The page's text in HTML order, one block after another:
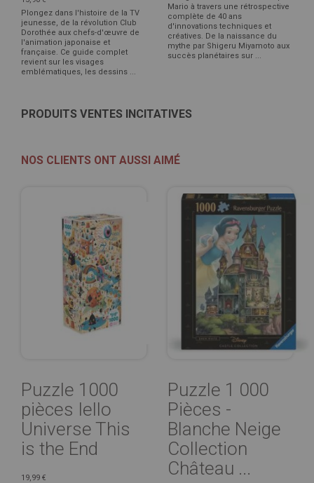
Plongez dans l'histoire de la TV
jeunesse, de la révolution Club
Dorothée aux chefs-d'œuvre de
l'animation japonaise et
française. Ce guide complet
revient sur les visages
emblématiques, les dessins ...
Mario à travers une rétrospective
complète de 40 ans
d'innovations techniques et
créatives. De la naissance du
mythe par Shigeru Miyamoto aux
succès planétaires sur ...
PRODUITS VENTES INCITATIVES
NOS CLIENTS ONT AUSSI AIMÉ
Puzzle 1000
pièces Iello
Universe This
is the End
19,99 €
Puzzle 1 000
Pièces -
Blanche Neige
Collection
Château ...